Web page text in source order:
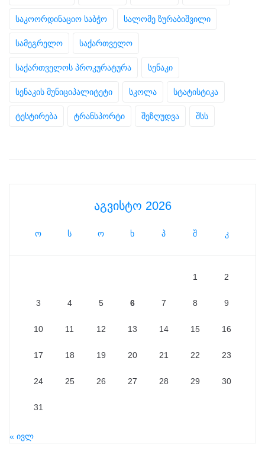
საკოორდინაციო საბჭო სალომე ზურაბიშვილი
სამეგრელო საქართველო
საქართველოს პროკურატურა სენაკი
სენაკის მუნიციპალიტეტი სკოლა სტატისტიკა
ტესტირება ტრანსპორტი შეზღუდვა შსს
აგვისტო 2026
ო ს ო ხ პ შ კ
1 2
3 4 5 6 7 8 9
10 11 12 13 14 15 16
17 18 19 20 21 22 23
24 25 26 27 28 29 30
31
« ივლ